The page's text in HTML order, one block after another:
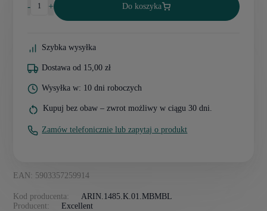
EAN: 5903357259914
Kod producenta:
ARIN.1485.K.01.MBMBL
Producent:
Excellent
- + Do koszyka
Szybka wysyłka
Dostawa od 15,00 zł
Wysyłka w: 10 dni roboczych
Kupuj bez obaw – zwrot możliwy w ciągu 30 dni.
Zamów telefonicznie lub zapytaj o produkt